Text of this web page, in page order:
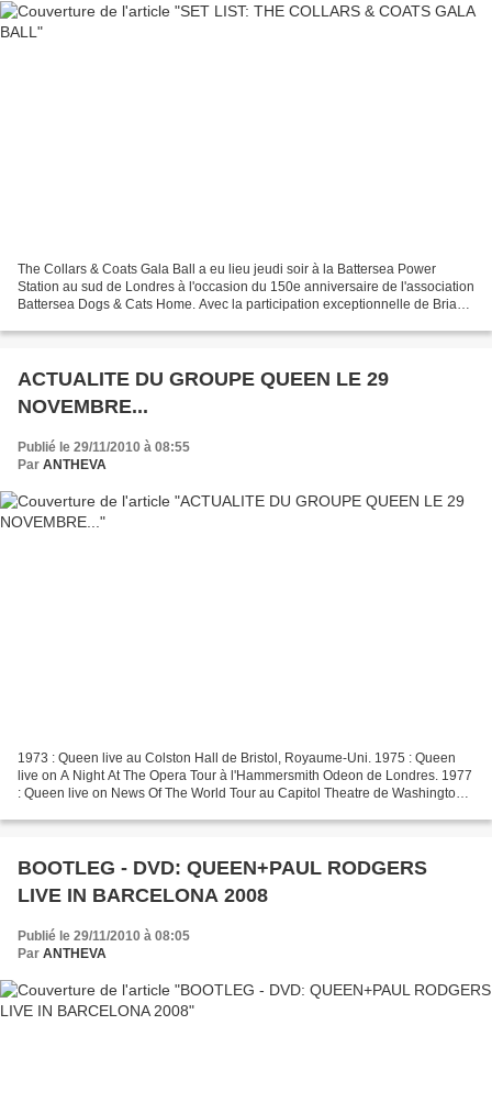
The Collars & Coats Gala Ball a eu lieu jeudi soir à la Battersea Power
Station au sud de Londres à l'occasion du 150e anniversaire de l'association
Battersea Dogs & Cats Home. Avec la participation exceptionnelle de Brian
ACTUALITE DU GROUPE QUEEN LE 29
NOVEMBRE...
Publié le 29/11/2010 à 08:55
Par ANTHEVA
1973 : Queen live au Colston Hall de Bristol, Royaume-Uni. 1975 : Queen
live on A Night At The Opera Tour à l'Hammersmith Odeon de Londres. 1977
: Queen live on News Of The World Tour au Capitol Theatre de Washington
BOOTLEG - DVD: QUEEN+PAUL RODGERS
LIVE IN BARCELONA 2008
Publié le 29/11/2010 à 08:05
Par ANTHEVA